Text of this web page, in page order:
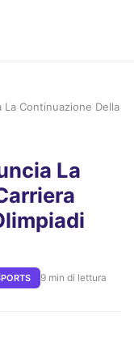
Continuazione Della
La
9 min di lettura